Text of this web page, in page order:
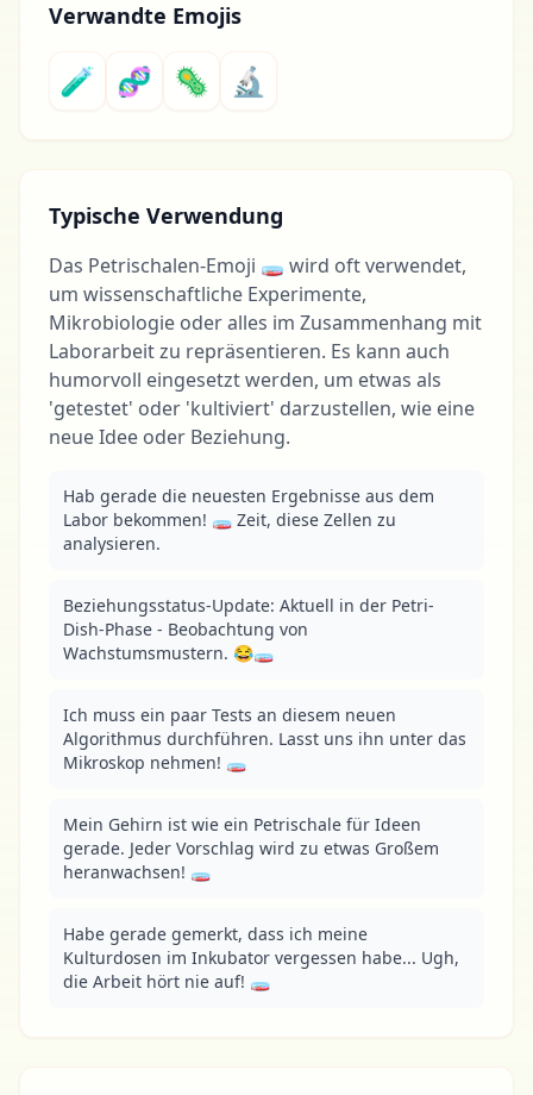
Verwandte Emojis
🧪 🧬 🦠 🔬
Typische Verwendung
Das Petrischalen-Emoji 🧫 wird oft verwendet,
um wissenschaftliche Experimente,
Mikrobiologie oder alles im Zusammenhang mit
Laborarbeit zu repräsentieren. Es kann auch
humorvoll eingesetzt werden, um etwas als
'getestet' oder 'kultiviert' darzustellen, wie eine
neue Idee oder Beziehung.
Hab gerade die neuesten Ergebnisse aus dem
Labor bekommen! 🧫 Zeit, diese Zellen zu
analysieren.
Beziehungsstatus-Update: Aktuell in der Petri-
Dish-Phase - Beobachtung von
Wachstumsmustern. 😂🧫
Ich muss ein paar Tests an diesem neuen
Algorithmus durchführen. Lasst uns ihn unter das
Mikroskop nehmen! 🧫
Mein Gehirn ist wie ein Petrischale für Ideen
gerade. Jeder Vorschlag wird zu etwas Großem
heranwachsen! 🧫
Habe gerade gemerkt, dass ich meine
Kulturdosen im Inkubator vergessen habe... Ugh,
die Arbeit hört nie auf! 🧫